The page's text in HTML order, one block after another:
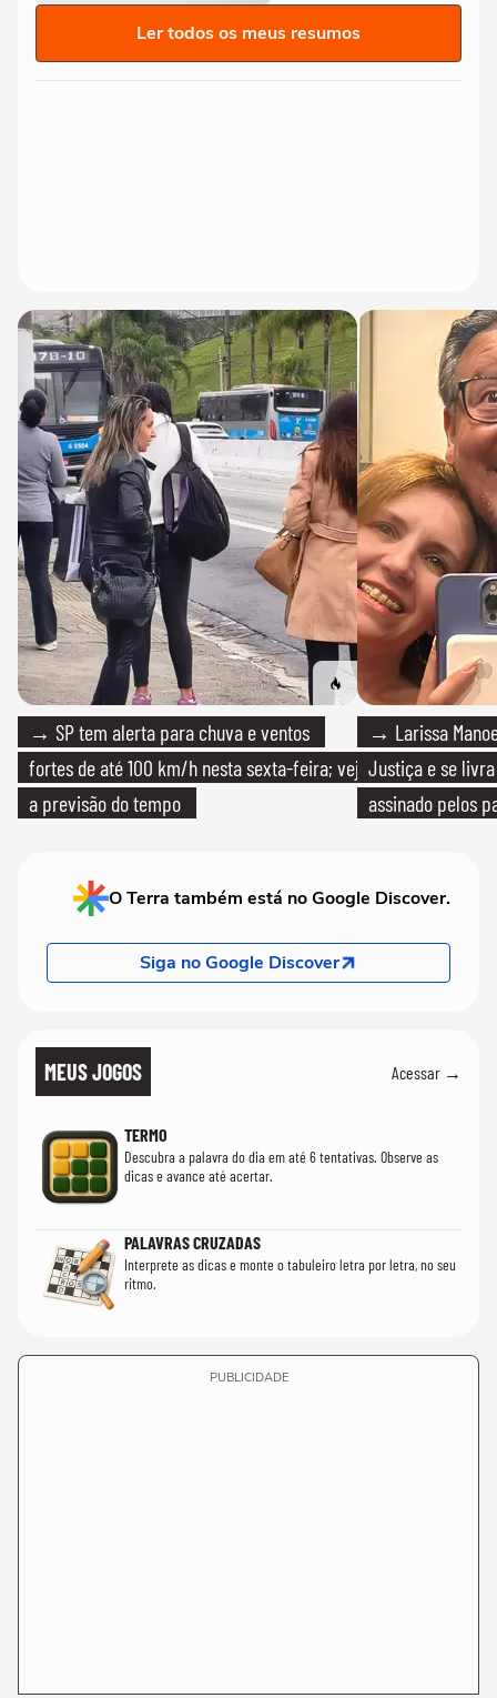
Ler todos os meus resumos
→ SP tem alerta para chuva e ventos
fortes de até 100 km/h nesta sexta-feira; veja
a previsão do tempo
→ Larissa
Justiça e se
assinado pelos
O Terra também está no Google Discover.
Siga no Google Discover
MEUS JOGOS Acessar →
TERMO
Descubra a palavra do dia em até 6 tentativas. Observe as
dicas e avance até acertar.
PALAVRAS CRUZADAS
Interprete as dicas e monte o tabuleiro letra por letra, no seu
ritmo.
PUBLICIDADE